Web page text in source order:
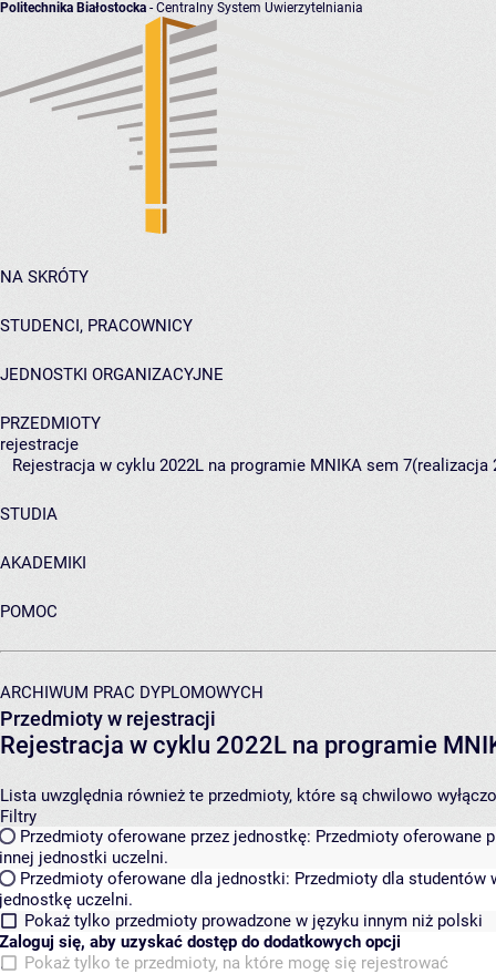
Politechnika Białostocka - Centralny System Uwierzytelniania
NA SKRÓTY
STUDENCI, PRACOWNICY
JEDNOSTKI ORGANIZACYJNE
PRZEDMIOTY
rejestracje
Rejestracja w cyklu 2022L na programie MNIKA sem 7(realizacja
STUDIA
AKADEMIKI
POMOC
ARCHIWUM PRAC DYPLOMOWYCH
Przedmioty w rejestracji
Rejestracja w cyklu 2022L na programie
Lista uwzględnia również te przedmioty, które są chwilowo
Filtry
Przedmioty oferowane przez jednostkę: Przedmioty oferowane
innej jednostki uczelni.
Przedmioty oferowane dla jednostki: Przedmioty dla studentów
jednostkę uczelni.
Pokaż tylko przedmioty prowadzone w języku innym niż polski
Zaloguj się, aby uzyskać dostęp do dodatkowych opcji
Pokaż tylko te przedmioty, na które mogę się rejestrować